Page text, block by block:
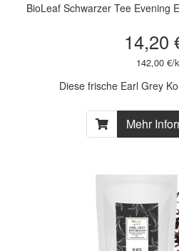
BioLeaf Schwarzer Tee Evening
14,20
142,00 €/
Diese frische Earl Grey
Mehr